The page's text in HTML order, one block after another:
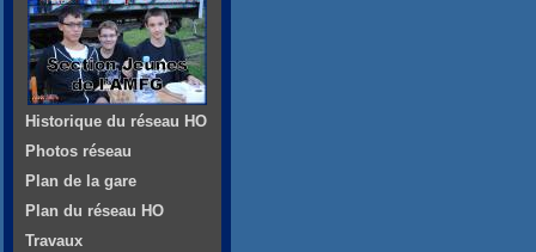
Historique du réseau HO
Photos réseau
Plan de la gare
Plan du réseau HO
Travaux